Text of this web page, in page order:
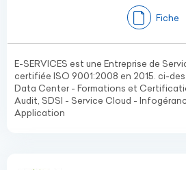
Fiche
E-SERVICES est une Entreprise de
certifiée ISO 9001:2008 en 2015. ci-
Data Center - Formations et
Audit, SDSI - Service Cloud -
Application